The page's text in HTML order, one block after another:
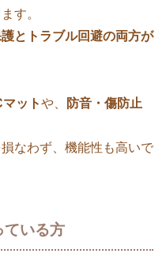
す。
とトラブル回避の両方が
ットや、
防音・傷防止
なわず、機能性も高いで
ている方